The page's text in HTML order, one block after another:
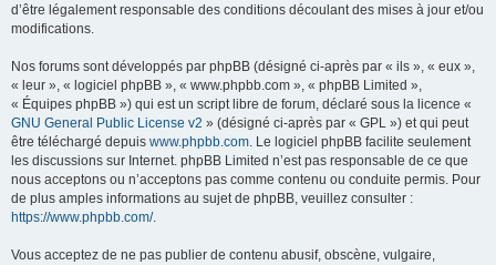
d’être légalement responsable des conditions découlant des mises à jour et/ou
modifications.
Nos forums sont développés par phpBB (désigné ci-après par « ils », « eux »,
« leur », « logiciel phpBB », « www.phpbb.com », « phpBB Limited »,
« Équipes phpBB ») qui est un script libre de forum, déclaré sous la licence «
GNU General Public License v2 » (désigné ci-après par « GPL ») et qui peut
être téléchargé depuis www.phpbb.com. Le logiciel phpBB facilite seulement
les discussions sur Internet. phpBB Limited n’est pas responsable de ce que
nous acceptons ou n’acceptons pas comme contenu ou conduite permis. Pour
de plus amples informations au sujet de phpBB, veuillez consulter :
https://www.phpbb.com/.
Vous acceptez de ne pas publier de contenu abusif, obscène, vulgaire,